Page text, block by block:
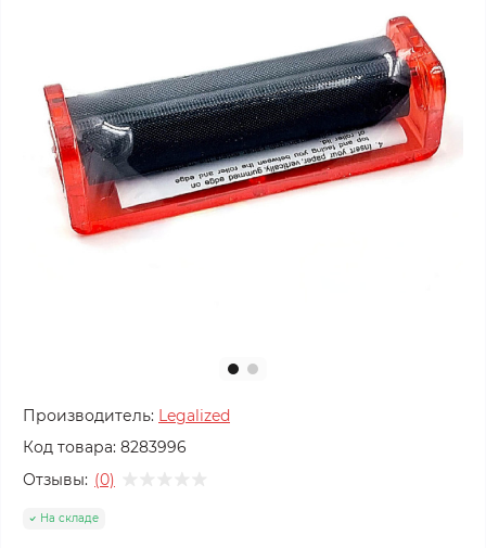
Производитель: Legalized
Код товара: 8283996
Отзывы: (0)
На складе